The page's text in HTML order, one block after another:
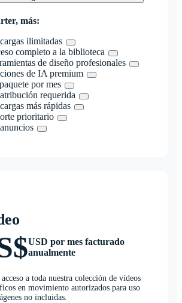
más:
ilimitadas
completo a la biblioteca
de diseño profesionales
de IA premium
por mes
requerida
más rápidas
prioritario
USD por mes facturado
anualmente
a toda nuestra colección de vídeos
en movimiento autorizados para uso
no incluidas.